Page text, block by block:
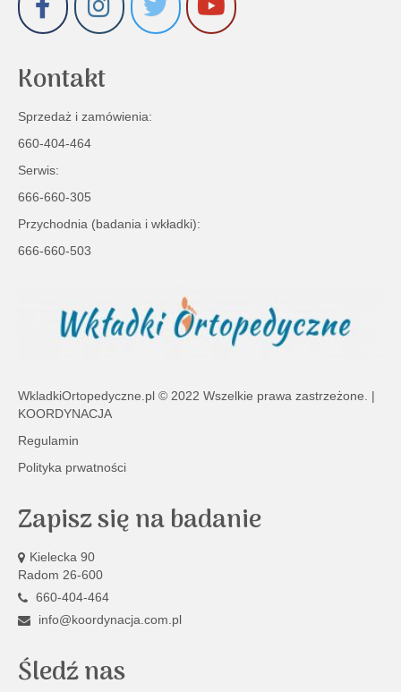
Kontakt
Sprzedaż i zamówienia:
660-404-464
Serwis:
666-660-305
Przychodnia (badania i wkładki):
666-660-503
WkladkiOrtopedyczne.pl © 2022 Wszelkie prawa zastrzeżone. |
KOORDYNACJA
Regulamin
Polityka prwatności
Zapisz się na badanie
Kielecka 90
Radom 26-600
660-404-464
info@koordynacja.com.pl
Śledź nas